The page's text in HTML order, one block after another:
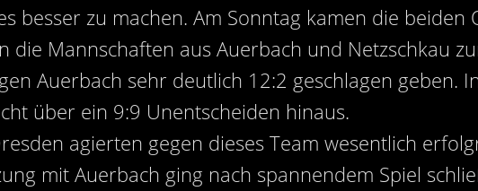
besser zu machen. Am Sonntag kamen die beiden
die Mannschaften aus Auerbach und Netzschkau
Auerbach sehr deutlich 12:2 geschlagen geben.
über ein 9:9 Unentscheiden hinaus.
agierten gegen dieses Team wesentlich
mit Auerbach ging nach spannendem Spiel